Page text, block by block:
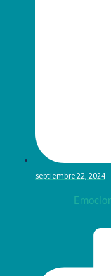
septiembre 22, 2024